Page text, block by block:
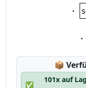
📦
✅
101x auf